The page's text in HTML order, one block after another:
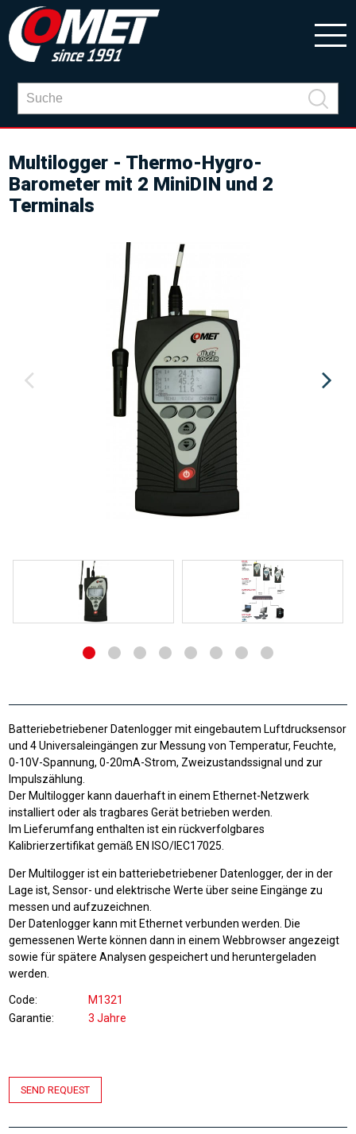
Multilogger - Thermo-Hygro-
Barometer mit 2 MiniDIN und 2
Terminals
Batteriebetriebener Datenlogger mit eingebautem Luftdrucksensor
und 4 Universaleingängen zur Messung von Temperatur, Feuchte,
0-10V-Spannung, 0-20mA-Strom, Zweizustandssignal und zur
Impulszählung.
Der Multilogger kann dauerhaft in einem Ethernet-Netzwerk
installiert oder als tragbares Gerät betrieben werden.
Im Lieferumfang enthalten ist ein rückverfolgbares
Kalibrierzertifikat gemäß EN ISO/IEC17025.
Der Multilogger ist ein batteriebetriebener Datenlogger, der in der
Lage ist, Sensor- und elektrische Werte über seine Eingänge zu
messen und aufzuzeichnen.
Der Datenlogger kann mit Ethernet verbunden werden. Die
gemessenen Werte können dann in einem Webbrowser angezeigt
sowie für spätere Analysen gespeichert und heruntergeladen
werden.
Code
M1321
Garantie
3 Jahre
SEND REQUEST